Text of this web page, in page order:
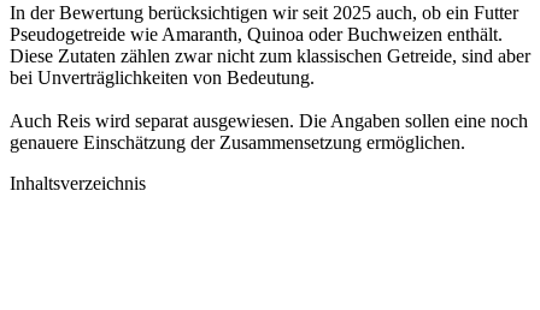
In der Bewertung berücksichtigen wir seit 2025 auch, ob ein Futter
Pseudogetreide wie Amaranth, Quinoa oder Buchweizen enthält.
Diese Zutaten zählen zwar nicht zum klassischen Getreide, sind aber
bei Unverträglichkeiten von Bedeutung.
Auch Reis wird separat ausgewiesen. Die Angaben sollen eine noch
genauere Einschätzung der Zusammensetzung ermöglichen.
Inhaltsverzeichnis​